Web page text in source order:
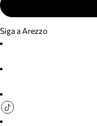
Siga a Arezzo